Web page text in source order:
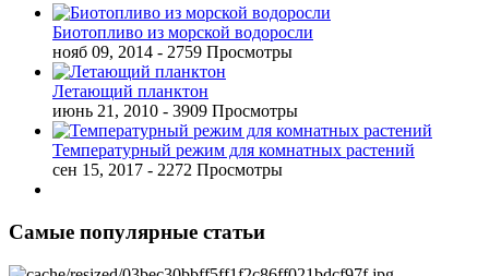
Биотопливо из морской водоросли
нояб 09, 2014 - 2759 Просмотры
Летающий планктон
июнь 21, 2010 - 3909 Просмотры
Температурный режим для комнатных растений
сен 15, 2017 - 2272 Просмотры
Самые популярные статьи